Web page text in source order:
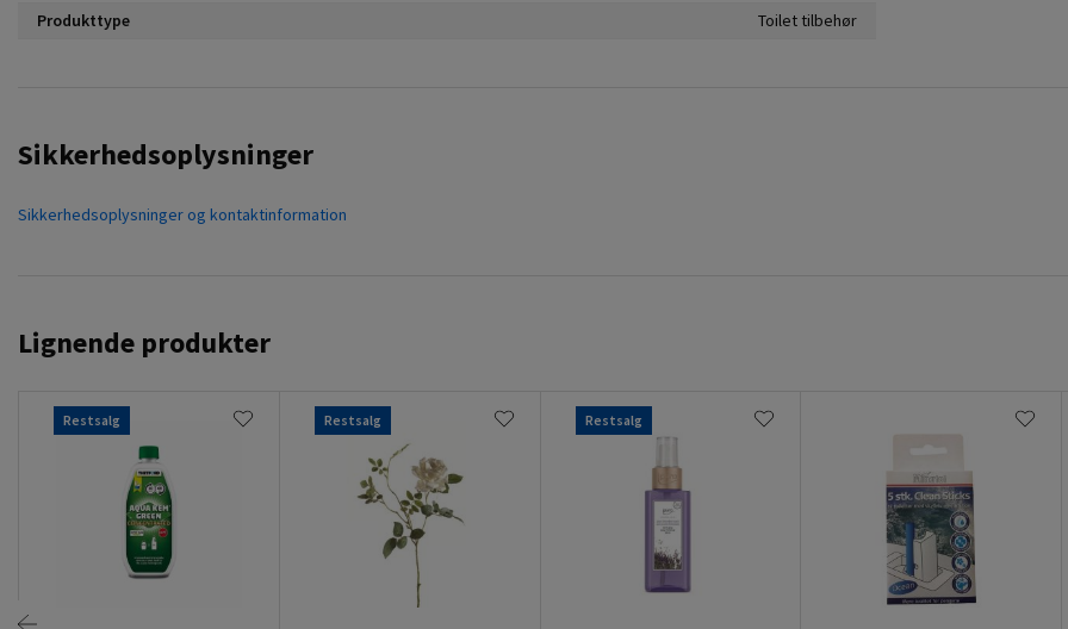
Produkttype
Toilet tilbehør
Sikkerhedsoplysninger
Sikkerhedsoplysninger og kontaktinformation
Lignende produkter
Restsalg Restsalg Restsalg